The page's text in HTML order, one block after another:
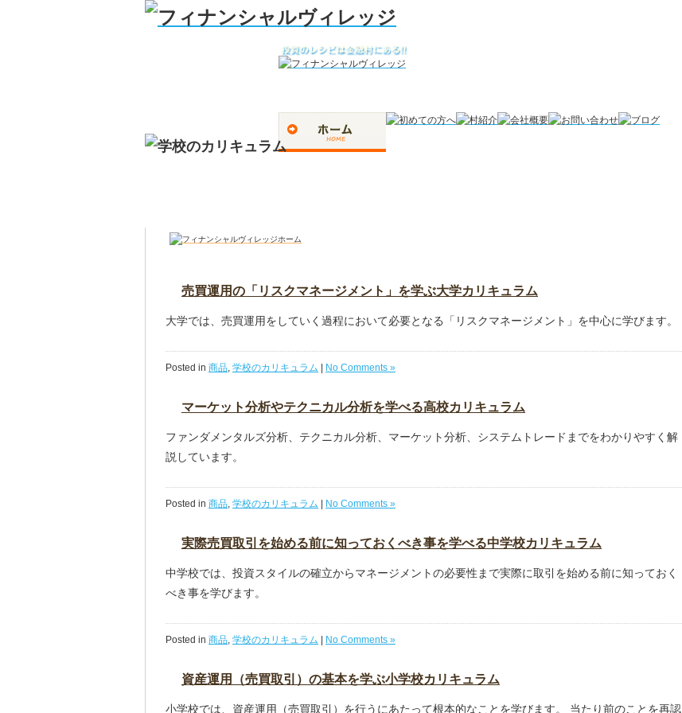
売買運用の「リスクマネージメント」を学ぶ大学カリキュラム
大学では、売買運用をしていく過程において必要となる「リスクマネージメント」を中心に学びます。
Posted in 商品, 学校のカリキュラム No Comments »
マーケット分析やテクニカル分析を学べる高校カリキュラム
ファンダメンタルズ分析、テクニカル分析、マーケット分析、システムトレードまでをわかりやすく解
説しています。
Posted in 商品, 学校のカリキュラム No Comments »
実際売買取引を始める前に知っておくべき事を学べる中学校カリキュラム
中学校では、投資スタイルの確立からマネージメントの必要性まで実際に取引を始める前に知っておく
べき事を学びます。
Posted in 商品, 学校のカリキュラム No Comments »
資産運用（売買取引）の基本を学ぶ小学校カリキュラム
小学校では、資産運用（売買取引）を行うにあたって根本的なことを学びます。 当たり前のことを再認